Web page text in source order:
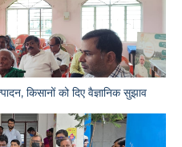
किसानों को दिए वैज्ञानिक सुझाव